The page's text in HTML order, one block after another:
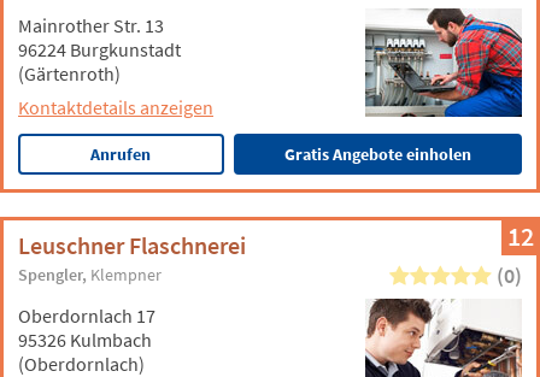
Mainrother Str. 13
96224 Burgkunstadt
(Gärtenroth)
Kontaktdetails anzeigen
Anrufen Gratis Angebote einholen
12
Leuschner Flaschnerei
Spengler Klempner (0)
Oberdornlach 17
95326 Kulmbach
(Oberdornlach)